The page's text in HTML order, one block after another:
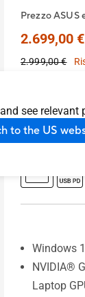
see relevant
to the US
Prezzo ASUS
2.699,00 €
2.999,00 €
prima della
Windows
NVIDIA®
Laptop